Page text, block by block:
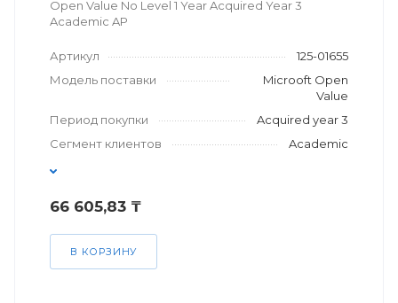
Open Value No Level 1 Year Acquired Year 3
Academic AP
Артикул
125-01655
Модель поставки
Microoft Open
Value
Период покупки
Acquired year 3
Сегмент клиентов
Academic
66 605,83 ₸
В КОРЗИНУ